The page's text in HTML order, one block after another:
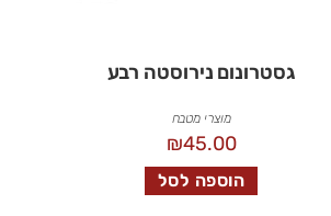
גסטרונום נירוסטה רבע
מוצרי מטבח
₪45.00
הוספה לסל